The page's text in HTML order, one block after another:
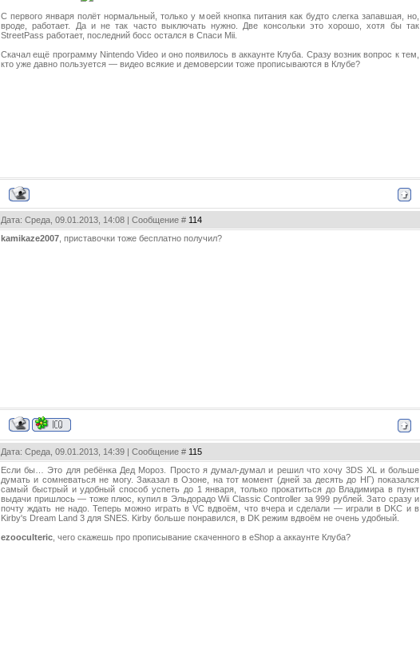
С первого января полёт нормальный, только у моей кнопка питания как будто слегка запавшая, но,
вроде, работает. Да и не так часто выключать нужно. Две консольки это хорошо, хотя бы так
StreetPass работает, последний босс остался в Спаси Mii.
Скачал ещё программу Nintendo Video и оно появилось в аккаунте Клуба. Сразу возник вопрос к тем,
кто уже давно пользуется — видео всякие и демоверсии тоже прописываются в Клубе?
Дата: Среда, 09.01.2013, 14:08 | Сообщение # 114
kamikaze2007 , приставочки тоже бесплатно получил?
Дата: Среда, 09.01.2013, 14:39 | Сообщение # 115
Если бы… Это для ребёнка Дед Мороз. Просто я думал-думал и решил что хочу 3DS XL и больше
думать и сомневаться не могу. Заказал в Озоне, на тот момент (дней за десять до НГ) показался
самый быстрый и удобный способ успеть до 1 января, только прокатиться до Владимира в пункт
выдачи пришлось — тоже плюс, купил в Эльдорадо Wii Classic Controller за 999 рублей. Зато сразу и
почту ждать не надо. Теперь можно играть в VC вдвоём, что вчера и сделали — играли в DKC и в
Kirby's Dream Land 3 для SNES. Kirby больше понравился, в DK режим вдвоём не очень удобный.
ezooculteric , чего скажешь про прописывание скаченного в eShop а аккаунте Клуба?